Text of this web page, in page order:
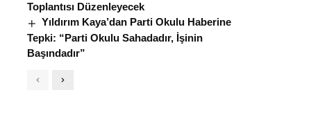
Toplantısı Düzenleyecek
Yıldırım Kaya’dan Parti Okulu Haberine
Tepki: “Parti Okulu Sahadadır, İşinin
Başındadır”